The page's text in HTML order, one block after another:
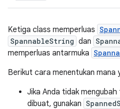
Ketiga class memperluas
SpannableString dan
memperluas antarmuka
Berikut cara menentukan mana
Jika Anda tidak
dibuat, gunakan